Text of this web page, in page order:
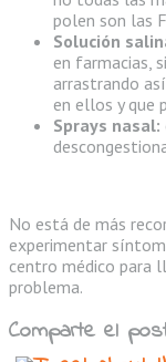
polen son las
Solución
en farmacias,
arrastrando
en ellos y que
Sprays nasal:
No está de más
experimentar
centro médico para
problema.
Comparte el